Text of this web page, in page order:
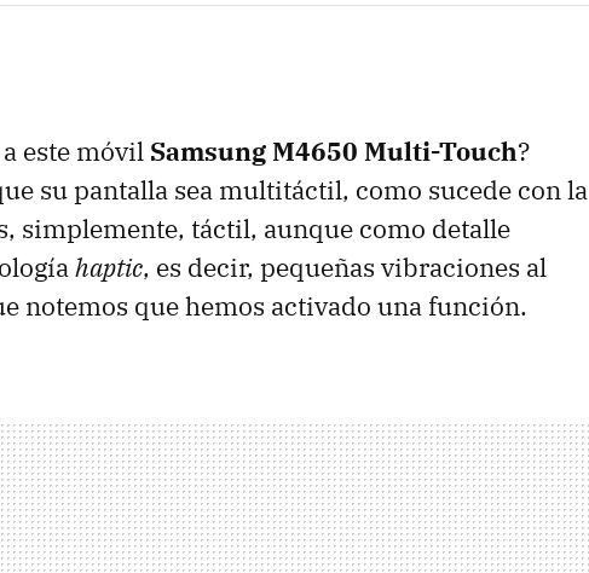
este móvil Samsung M4650 Multi-Touch?
su pantalla sea multitáctil, como sucede con la
simplemente, táctil, aunque como detalle
haptic, es decir, pequeñas vibraciones al
notemos que hemos activado una función.